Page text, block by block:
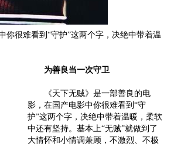
很难看到“守护”这两个字，决绝中带着温
为善良当一次守卫
《天下无贼》是一部善良的电
影，在国产电影中你很难看到“守
护”这两个字，决绝中带着温暖，柔软
中还有坚持。基本上“无贼”就做到了
大情怀和小情调兼顾，不激烈、不极